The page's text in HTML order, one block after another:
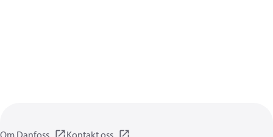
Om Danfoss Kontakt oss